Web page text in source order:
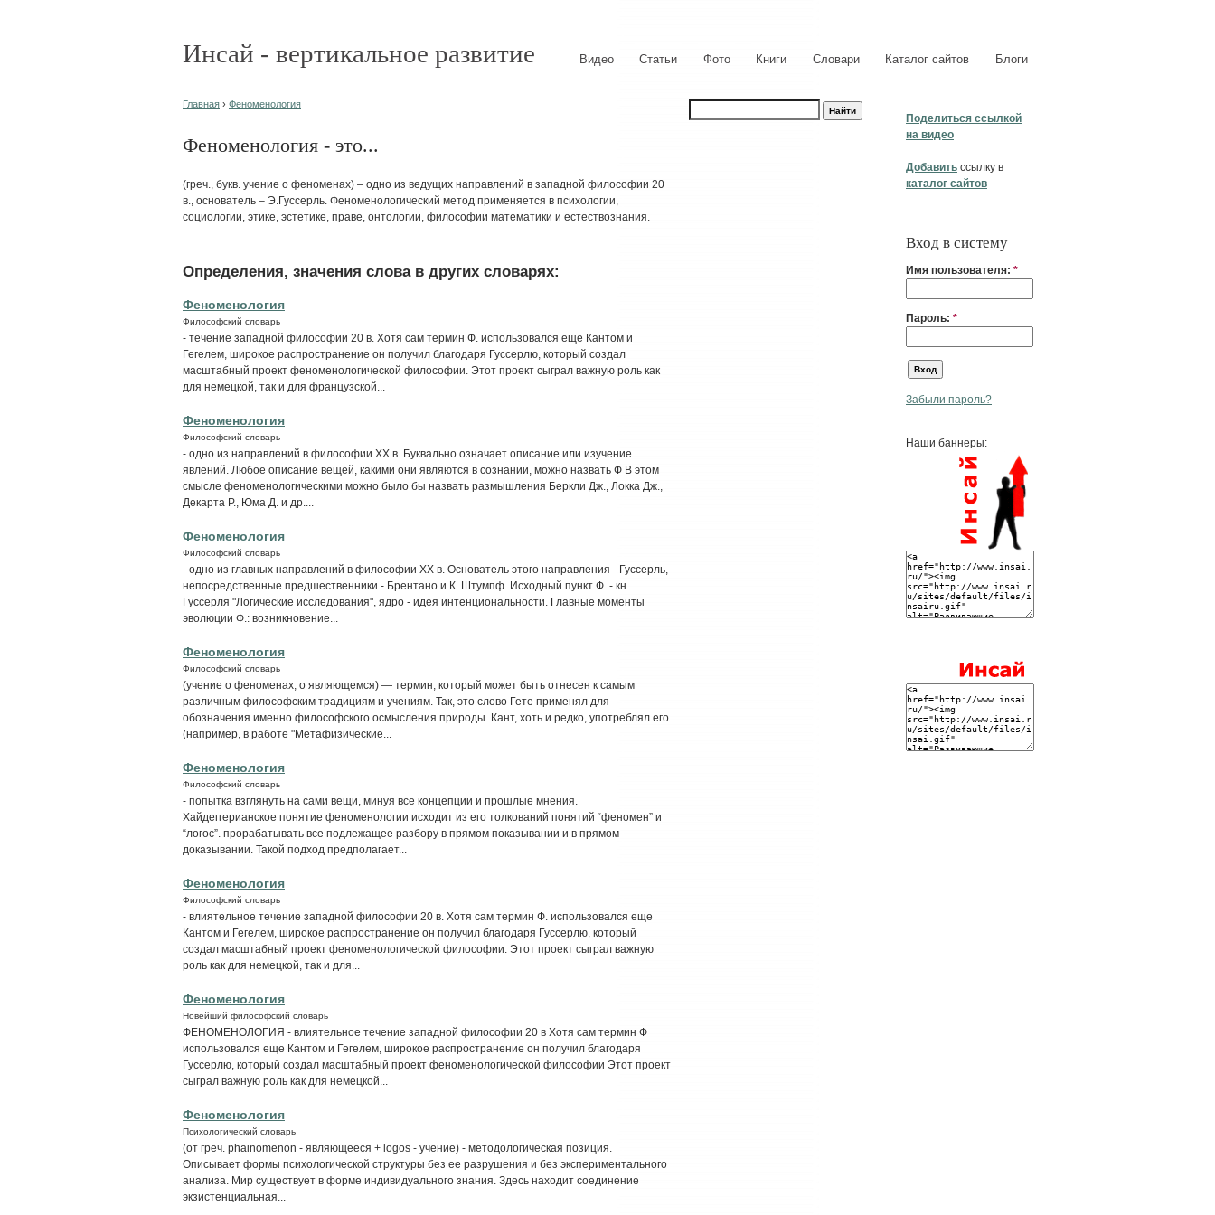
Инсай - вертикальное развитие Видео Статьи Фото Книги Словари Каталог сайтов Блоги
Поделиться ссылкой
на видео
Добавить ссылку в
каталог сайтов
Вход в систему
Имя пользователя: *
Пароль: *
Забыли пароль?
Наши баннеры:
Главная › Феноменология
Феноменология - это...
(греч., букв. учение о феноменах) – одно из ведущих направлений в западной философии 20
в., основатель – Э.Гуссерль. Феноменологический метод применяется в психологии,
социологии, этике, эстетике, праве, онтологии, философии математики и естествознания.
Определения, значения слова в других словарях:
Феноменология
Философский словарь
- течение западной философии 20 в. Хотя сам термин Ф. использовался еще Кантом и
Гегелем, широкое распространение он получил благодаря Гуссерлю, который создал
масштабный проект феноменологической философии. Этот проект сыграл важную роль как
для немецкой, так и для французской...
Феноменология
Философский словарь
- одно из направлений в философии XX в. Буквально означает описание или изучение
явлений. Любое описание вещей, какими они являются в сознании, можно назвать Ф В этом
смысле феноменологическими можно было бы назвать размышления Беркли Дж., Локка Дж.,
Декарта Р., Юма Д. и др....
Феноменология
Философский словарь
- одно из главных направлений в философии XX в. Основатель этого направления - Гуссерль,
непосредственные предшественники - Брентано и К. Штумпф. Исходный пункт Ф. - кн.
Гуссерля "Логические исследования", ядро - идея интенциональности. Главные моменты
эволюции Ф.: возникновение...
Феноменология
Философский словарь
(учение о феноменах, о являющемся) — термин, который может быть отнесен к самым
различным философским традициям и учениям. Так, это слово Гете применял для
обозначения именно философского осмысления природы. Кант, хоть и редко, употреблял его
(например, в работе "Метафизические...
Феноменология
Философский словарь
- попытка взглянуть на сами вещи, минуя все концепции и прошлые мнения.
Хайдеггерианское понятие феноменологии исходит из его толкований понятий “феномен” и
“логос”. прорабатывать все подлежащее разбору в прямом показывании и в прямом
доказывании. Такой подход предполагает...
Феноменология
Философский словарь
- влиятельное течение западной философии 20 в. Хотя сам термин Ф. использовался еще
Кантом и Гегелем, широкое распространение он получил благодаря Гуссерлю, который
создал масштабный проект феноменологической философии. Этот проект сыграл важную
роль как для немецкой, так и для...
Феноменология
Новейший философский словарь
ФЕНОМЕНОЛОГИЯ - влиятельное течение западной философии 20 в Хотя сам термин Ф
использовался еще Кантом и Гегелем, широкое распространение он получил благодаря
Гуссерлю, который создал масштабный проект феноменологической философии Этот проект
сыграл важную роль как для немецкой...
Феноменология
Психологический словарь
(от греч. phainomenon - являющееся + logos - учение) - методологическая позиция.
Описывает формы психологической структуры без ее разрушения и без экспериментального
анализа. Мир существует в форме индивидуального знания. Здесь находит соединение
экзистенциальная...